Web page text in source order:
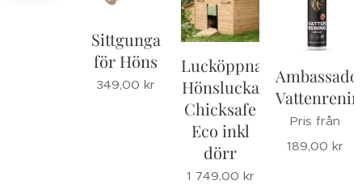
Sittgunga
för Höns
349,00 kr
Lucköppnare
Hönslucka
Chicksafe
Eco inkl
dörr
1 749,00 kr
Pris från
189,00 kr